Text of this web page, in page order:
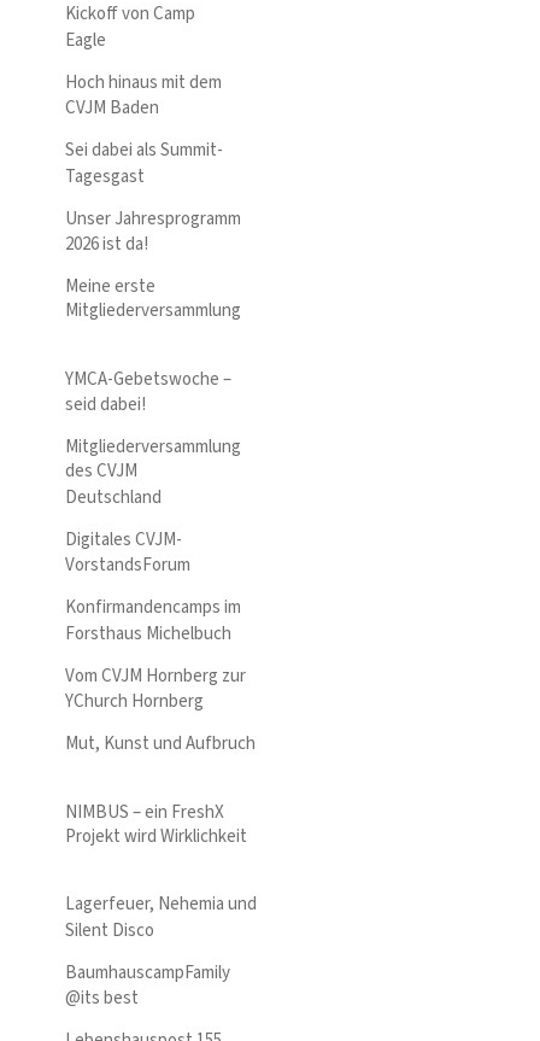
Kickoff von Camp
Eagle
Hoch hinaus mit dem
CVJM Baden
Sei dabei als Summit-
Tagesgast
Unser Jahresprogramm
2026 ist da!
Meine erste
Mitgliederversammlung
YMCA-Gebetswoche –
seid dabei!
Mitgliederversammlung
des CVJM
Deutschland
Digitales CVJM-
VorstandsForum
Konfirmandencamps im
Forsthaus Michelbuch
Vom CVJM Hornberg zur
YChurch Hornberg
Mut, Kunst und Aufbruch
NIMBUS – ein FreshX
Projekt wird Wirklichkeit
Lagerfeuer, Nehemia und
Silent Disco
BaumhauscampFamily
@its best